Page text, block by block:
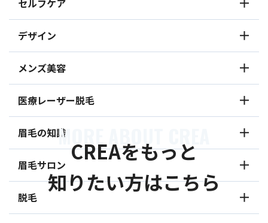
セルフケア
デザイン
メンズ美容
医療レーザー脱毛
眉毛の知識
眉毛サロン
脱毛
MORE ABOUT CREA
CREAをもっと
知りたい方はこちら